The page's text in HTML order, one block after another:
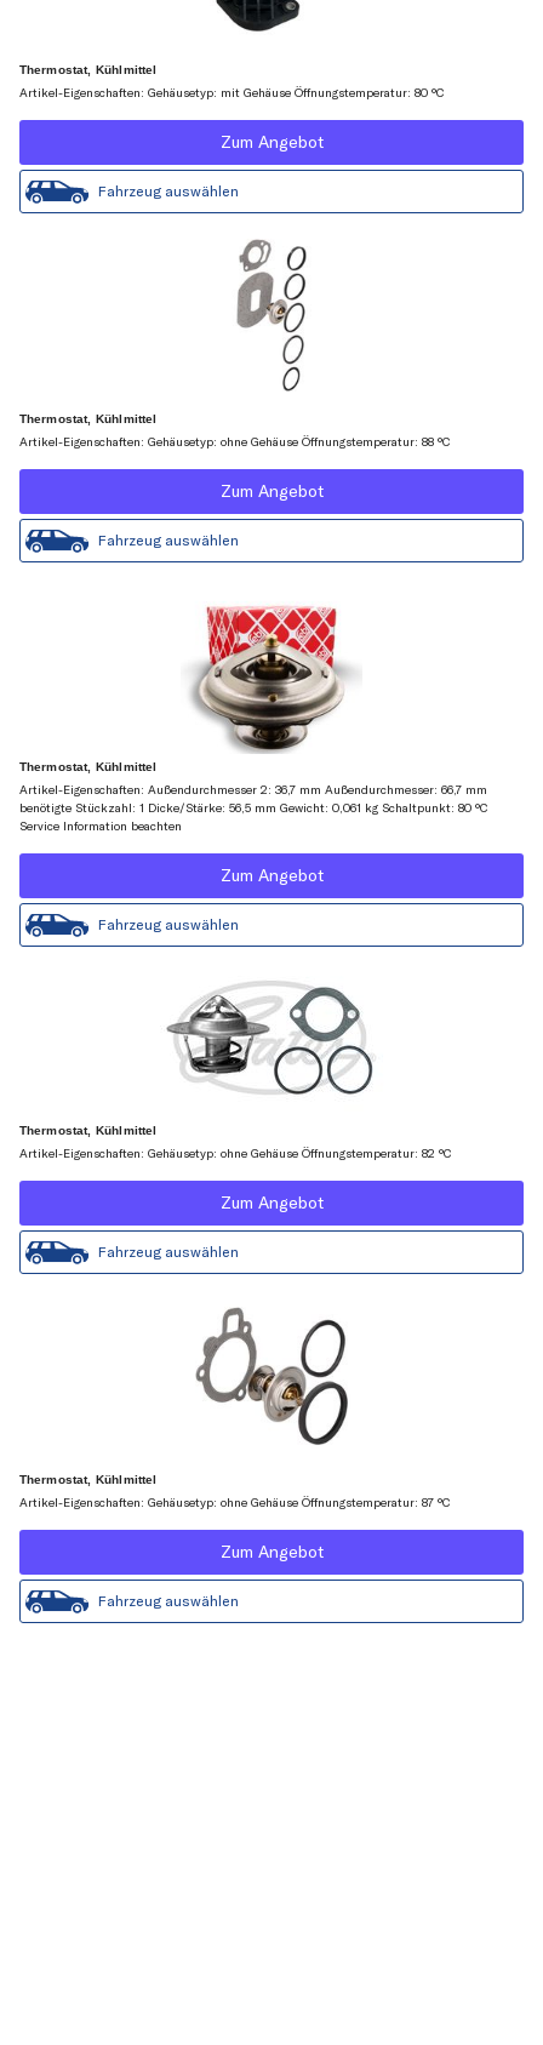
Thermostat, Kühlmittel
Artikel-Eigenschaften: Gehäusetyp: mit Gehäuse Öffnungstemperatur: 80 °C
Zum Angebot
Fahrzeug auswählen
Thermostat, Kühlmittel
Artikel-Eigenschaften: Gehäusetyp: ohne Gehäuse Öffnungstemperatur: 88 °C
Zum Angebot
Fahrzeug auswählen
Thermostat, Kühlmittel
Artikel-Eigenschaften: Außendurchmesser 2: 36,7 mm Außendurchmesser: 66,7 mm
benötigte Stückzahl: 1 Dicke/Stärke: 56,5 mm Gewicht: 0,061 kg Schaltpunkt: 80 °C
Service Information beachten
Zum Angebot
Fahrzeug auswählen
Thermostat, Kühlmittel
Artikel-Eigenschaften: Gehäusetyp: ohne Gehäuse Öffnungstemperatur: 82 °C
Zum Angebot
Fahrzeug auswählen
Thermostat, Kühlmittel
Artikel-Eigenschaften: Gehäusetyp: ohne Gehäuse Öffnungstemperatur: 87 °C
Zum Angebot
Fahrzeug auswählen